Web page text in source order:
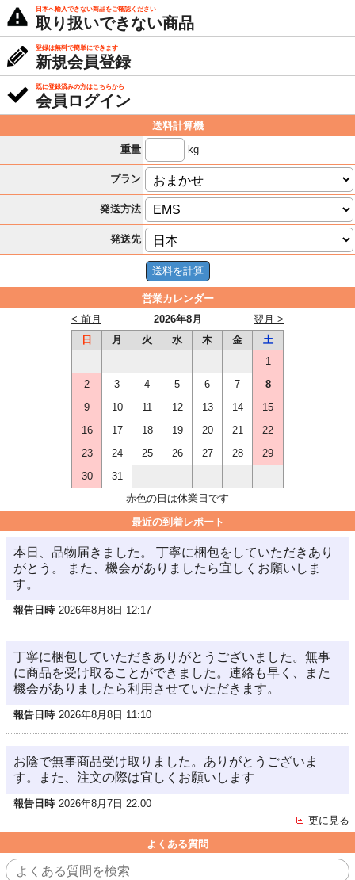
日本へ輸入できない商品をご確認ください
取り扱いできない商品
登録は無料で簡単にできます
新規会員登録
既に登録済みの方はこちらから
会員ログイン
送料計算機
重量
kg
プラン
発送方法
発送先
営業カレンダー
2026年8月
< 前月
翌月 >
日
月 火 水 木 金
土
1
2
3 4 5 6 7
8
9
10 11 12 13 14
15
16
17 18 19 20 21
22
23
24 25 26 27 28
29
30
31
赤色の日は休業日です
最近の到着レポート
本日、品物届きました。 丁寧に梱包をしていただきあり
がとう。 また、機会がありましたら宜しくお願いしま
す。
報告日時 2026年8月8日 12:17
丁寧に梱包していただきありがとうございました。無事
に商品を受け取ることができました。連絡も早く、また
機会がありましたら利用させていただきます。
報告日時 2026年8月8日 11:10
お陰で無事商品受け取りました。ありがとうございま
す。また、注文の際は宜しくお願いします
報告日時 2026年8月7日 22:00
更に見る
よくある質問